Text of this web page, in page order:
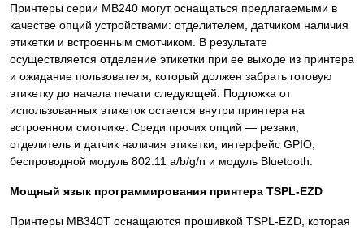
Принтеры серии MB240 могут оснащаться предлагаемыми в
качестве опций устройствами: отделителем, датчиком наличия
этикетки и встроенным смотчиком. В результате
осуществляется отделение этикетки при ее выходе из принтера
и ожидание пользователя, который должен забрать готовую
этикетку до начала печати следующей. Подложка от
использованных этикеток остается внутри принтера на
встроенном смотчике. Среди прочих опций — резаки,
отделитель и датчик наличия этикетки, интерфейс GPIO,
беспроводной модуль 802.11 a/b/g/n и модуль Bluetooth.
Мощный язык программирования принтера TSPL-EZD
Принтеры MB340T оснащаются прошивкой TSPL-EZD, которая